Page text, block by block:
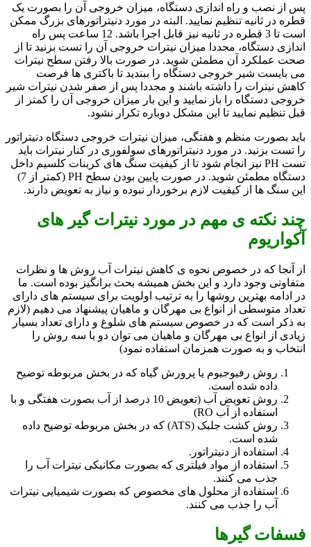
پس از نصب و راه اندازی دستگاه، میزان خروجی آن را بصورت یک
قطره در ثانیه تنظیم نمایید. البته در مورد دنیتراتورهای بزرگ ممکن
است تا 3 قطره در ثانیه نیز قابل اجرا باشد. 12 ساعت پس راه
اندازی دستگاه، مجددا میزان نیترات خروجی آن را تست بزنید تا از
صحت عملکرد آن مطمئن شوید. در صورت بالا رفتن سطح نیترات
می بایست شیر خروجی دستگاه را ببندید تا باکتری ها فرصت
کاهش نیترات را داشته باشند و مجددا پس از صفر شدن نیترات شیر
خروجی دستگاه را باز نمایید و این بار میزان خروجی آن را کمتر از
قبل تنظیم نمایید تا این مشکل دوباره تکرار نشود.
باید بصورت منظم و هفتگی، میزان نیترات خروجی دستگاه دنیتراتور
را تست بزنید. در مورد دنیتراتورهای سولفوری در کنار نیترات باید
تست PH نیز انجام شود تا از کیفیت سنگ های کربنات کلسیم داخل
دستگاه مطمئن شوید. در صورت پایین بودن سطح PH (کمتر از 7)
این سنگ ها از کیفیت لازم برخوردار نبوده و نیاز به تعویض دارند.
چند نکته ی مهم در مورد نیترات گیر های
آکواریوم
از آنجا که در خصوص نحوه ی کاهش نیترات آب روش ها و نظرات
متفاوتی وجود دارد و این بخش همیشه بحث برانگیز بوده است. ما
در ادامه بهترین روشها را به ترتیب اولویت برای سیستم های دارای
تعداد متوسطی از انواع بی مهرگان و ماهیان پیشنهاد می دهیم (لازم
به ذکر است که در خصوص سیستم های شلوغ و دارای تعداد بسیار
زیادی از انواع بی مهرگان و ماهیان می توان دو یا سه روش را
انتخاب و به صورت همزمان استفاده نمود)
روش رفیوجیوم یا پرورش گیاه که در بخش مربوطه توضیح
داده شده است.
روش تعویض آب (تعویض 10 درصد از آب بصورت هفتگی و با
استفاده از آب RO)
روش کشت جلبک (ATS) که در بخش مربوطه توضیح داده
شده است.
استفاده از دنیتراتور.
استفاده از مواد فیلتری که بصورت مکانیکی نیترات آب را
جذب می کنند.
استفاده از محلول های مخصوص که بصورت شیمیایی نیترات
آب را جذب می کنند.
فسفات گیرها